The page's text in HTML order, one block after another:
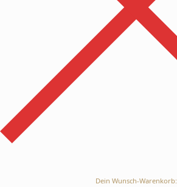
Dein Wunsch-Warenkorb: